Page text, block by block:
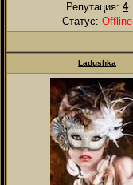
Репутация: 4
Статус: Offline
Ladushkа